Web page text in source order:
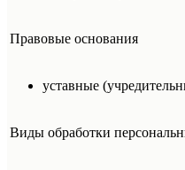
Правовые основания
уставные
Виды обработки